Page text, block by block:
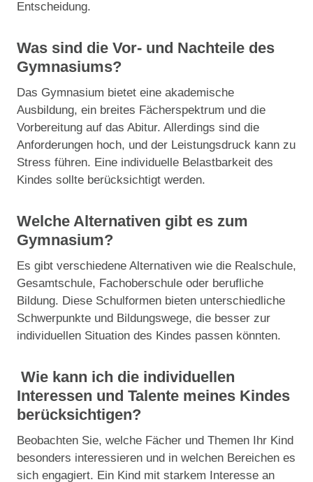
Entscheidung.
Was sind die Vor- und Nachteile des
Gymnasiums?
Das Gymnasium bietet eine akademische
Ausbildung, ein breites Fächerspektrum und die
Vorbereitung auf das Abitur. Allerdings sind die
Anforderungen hoch, und der Leistungsdruck kann zu
Stress führen. Eine individuelle Belastbarkeit des
Kindes sollte berücksichtigt werden.
Welche Alternativen gibt es zum
Gymnasium?
Es gibt verschiedene Alternativen wie die Realschule,
Gesamtschule, Fachoberschule oder berufliche
Bildung. Diese Schulformen bieten unterschiedliche
Schwerpunkte und Bildungswege, die besser zur
individuellen Situation des Kindes passen könnten.
Wie kann ich die individuellen
Interessen und Talente meines Kindes
berücksichtigen?
Beobachten Sie, welche Fächer und Themen Ihr Kind
besonders interessieren und in welchen Bereichen es
sich engagiert. Ein Kind mit starkem Interesse an